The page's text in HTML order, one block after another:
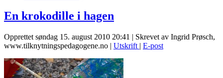
En krokodille i hagen
Opprettet søndag 15. august 2010 20:41 | Skrevet av Ingrid Prøsch,
www.tilknytningspedagogene.no | Utskrift | E-post